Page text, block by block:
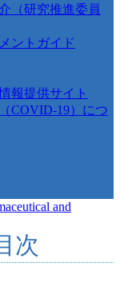
（研究推進委員
ントガイド
報提供サイト
COVID-19）につ
and
次